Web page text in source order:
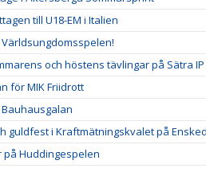
till U18-EM i Italien
Världsungdomsspelen!
och höstens tävlingar på Sätra IP
för MIK Friidrott
Bauhausgalan
guldfest i Kraftmätningskvalet på
på Huddingespelen